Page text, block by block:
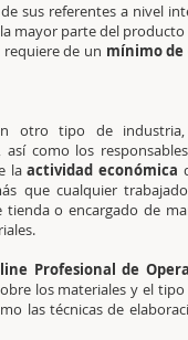
sus referentes a nivel
mayor parte del
de un mínimo
otro tipo de
así como los
laactividad económica
que cualquier
tienda o encargado de
Profesional de
los materiales y el
las técnicas de